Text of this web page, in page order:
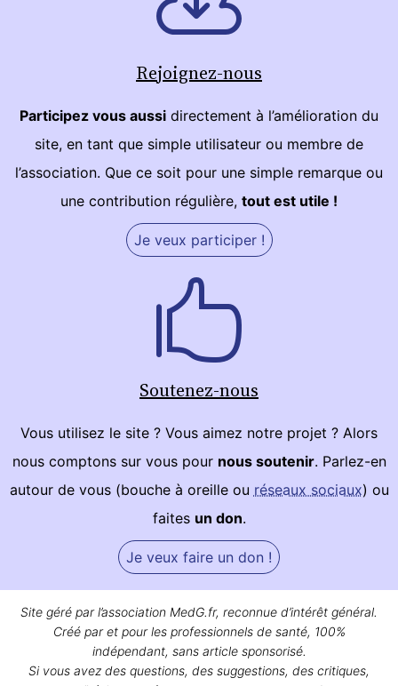
Rejoignez-nous
Participez vous aussi directement à l’amélioration du
site, en tant que simple utilisateur ou membre de
l’association. Que ce soit pour une simple remarque ou
une contribution régulière, tout est utile !
Je veux participer !
Soutenez-nous
Vous utilisez le site ? Vous aimez notre projet ? Alors
nous comptons sur vous pour nous soutenir. Parlez-en
autour de vous (bouche à oreille ou réseaux sociaux) ou
faites un don.
Je veux faire un don !
Site géré par l’association MedG.fr, reconnue d’intérêt général.
Créé par et pour les professionnels de santé, 100%
indépendant, sans article sponsorisé.
Si vous avez des questions, des suggestions, des critiques,